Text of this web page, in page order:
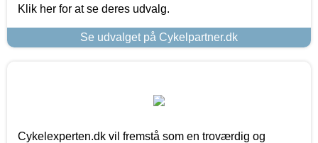
Klik her for at se deres udvalg.
Se udvalget på Cykelpartner.dk
Cykelexperten.dk vil fremstå som en troværdig og